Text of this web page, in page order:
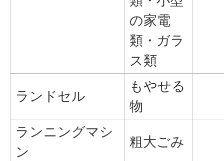
の家電
類・ガラ
ス類
ランドセル
もやせる
物
ランニングマシ
ン
粗大ごみ